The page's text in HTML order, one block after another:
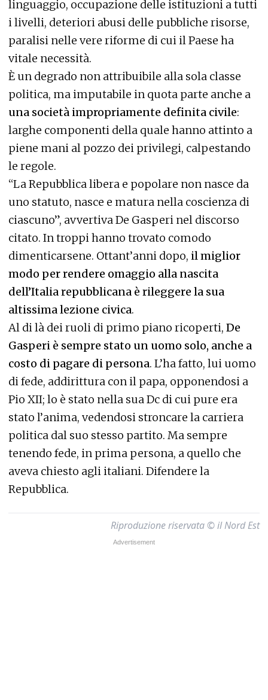
linguaggio, occupazione delle istituzioni a tutti
i livelli, deteriori abusi delle pubbliche risorse,
paralisi nelle vere riforme di cui il Paese ha
vitale necessità.
È un degrado non attribuibile alla sola classe
politica, ma imputabile in quota parte anche a
una società impropriamente definita civile:
larghe componenti della quale hanno attinto a
piene mani al pozzo dei privilegi, calpestando
le regole.
“La Repubblica libera e popolare non nasce da
uno statuto, nasce e matura nella coscienza di
ciascuno”, avvertiva De Gasperi nel discorso
citato. In troppi hanno trovato comodo
dimenticarsene. Ottant’anni dopo, il miglior
modo per rendere omaggio alla nascita
dell’Italia repubblicana è rileggere la sua
altissima lezione civica.
Al di là dei ruoli di primo piano ricoperti, De
Gasperi è sempre stato un uomo solo, anche a
costo di pagare di persona. L’ha fatto, lui uomo
di fede, addirittura con il papa, opponendosi a
Pio XII; lo è stato nella sua Dc di cui pure era
stato l’anima, vedendosi stroncare la carriera
politica dal suo stesso partito. Ma sempre
tenendo fede, in prima persona, a quello che
aveva chiesto agli italiani. Difendere la
Repubblica.
Riproduzione riservata © il Nord Est